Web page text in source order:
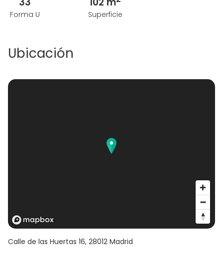
Forma U Superficie
Ubicación
Calle de las Huertas 16, 28012 Madrid